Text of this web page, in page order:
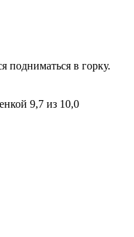
подниматься в горку.
9,7 из 10,0